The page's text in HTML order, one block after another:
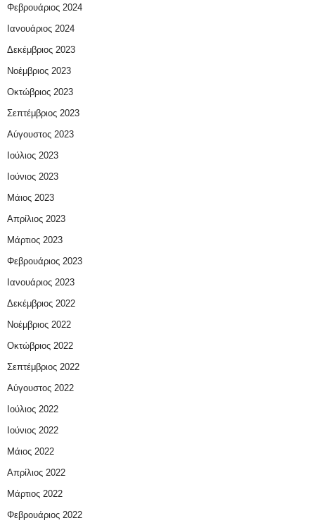
Φεβρουάριος 2024
Ιανουάριος 2024
Δεκέμβριος 2023
Νοέμβριος 2023
Οκτώβριος 2023
Σεπτέμβριος 2023
Αύγουστος 2023
Ιούλιος 2023
Ιούνιος 2023
Μάιος 2023
Απρίλιος 2023
Μάρτιος 2023
Φεβρουάριος 2023
Ιανουάριος 2023
Δεκέμβριος 2022
Νοέμβριος 2022
Οκτώβριος 2022
Σεπτέμβριος 2022
Αύγουστος 2022
Ιούλιος 2022
Ιούνιος 2022
Μάιος 2022
Απρίλιος 2022
Μάρτιος 2022
Φεβρουάριος 2022